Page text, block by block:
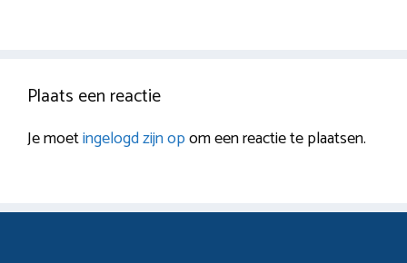
Plaats een reactie
Je moetingelogd zijn opom een reactie te plaatsen.